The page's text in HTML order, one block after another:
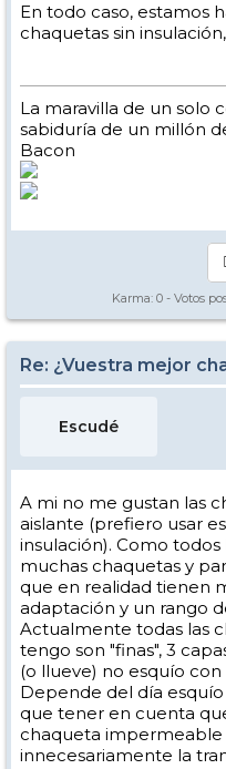
En todo caso, estamos
chaquetas sin
La maravilla de un solo
sabiduría de un millón
Bacon
Karma: 0 - Votos
Re: ¿Vuestra mejor
Escudé
A mi no me gustan las
aislante (prefiero usar
insulación). Como
muchas chaquetas y
que en realidad tienen
adaptación y un rango
Actualmente todas las
tengo son "finas", 3
(o llueve) no esquío
Depende del día
que tener en cuenta
chaqueta impermeable
innecesariamente la